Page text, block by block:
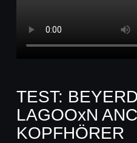
TEST:
LAGOOxN
KOPFHÖRER